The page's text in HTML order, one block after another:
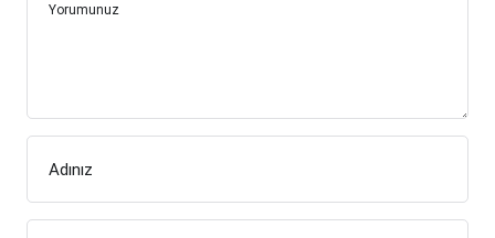
Yorumunuz
Adınız